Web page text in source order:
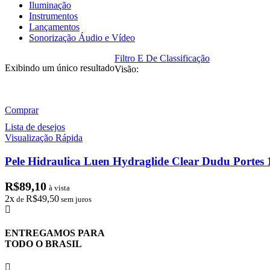
Iluminação
Instrumentos
Lançamentos
Sonorização Áudio e Vídeo
Exibindo um único resultado
Filtro E De Classificação
Visão:
Comprar
Lista de desejos
Visualização Rápida
Pele Hidraulica Luen Hydraglide Clear Dudu Portes
R$89,10 à vista
2x de R$49,50 sem juros
ENTREGAMOS PARA
TODO O BRASIL